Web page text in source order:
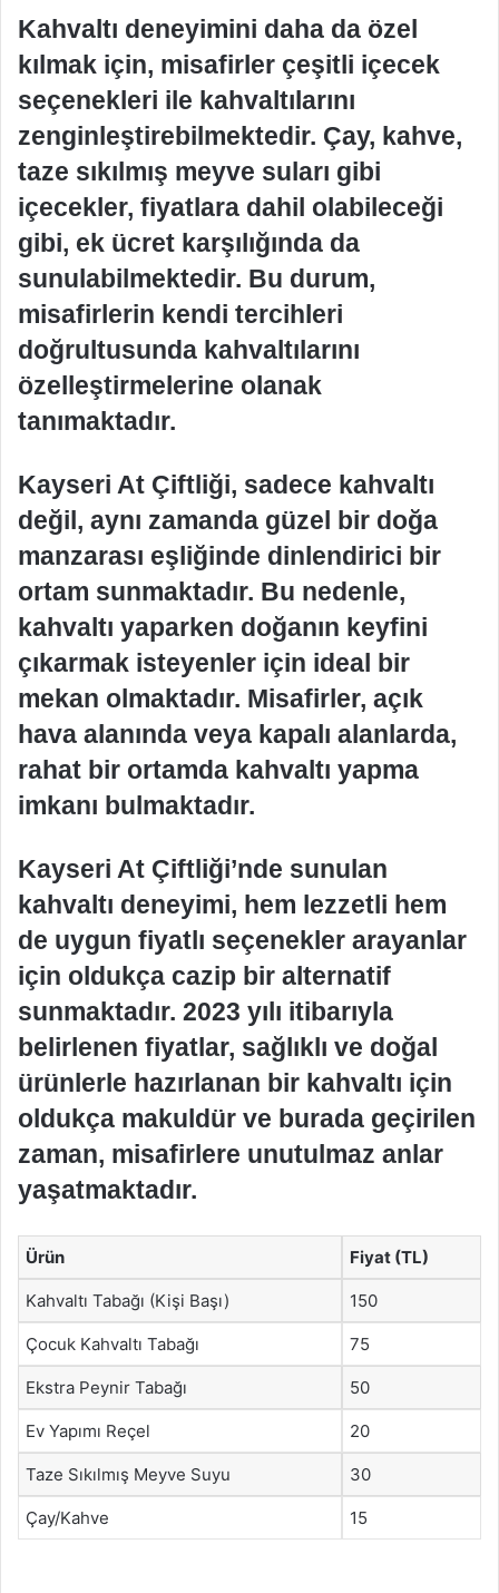
Kahvaltı deneyimini daha da özel
kılmak için, misafirler çeşitli içecek
seçenekleri ile kahvaltılarını
zenginleştirebilmektedir. Çay, kahve,
taze sıkılmış meyve suları gibi
içecekler, fiyatlara dahil olabileceği
gibi, ek ücret karşılığında da
sunulabilmektedir. Bu durum,
misafirlerin kendi tercihleri
doğrultusunda kahvaltılarını
özelleştirmelerine olanak
tanımaktadır.
Kayseri At Çiftliği, sadece kahvaltı
değil, aynı zamanda güzel bir doğa
manzarası eşliğinde dinlendirici bir
ortam sunmaktadır. Bu nedenle,
kahvaltı yaparken doğanın keyfini
çıkarmak isteyenler için ideal bir
mekan olmaktadır. Misafirler, açık
hava alanında veya kapalı alanlarda,
rahat bir ortamda kahvaltı yapma
imkanı bulmaktadır.
Kayseri At Çiftliği’nde sunulan
kahvaltı deneyimi, hem lezzetli hem
de uygun fiyatlı seçenekler arayanlar
için oldukça cazip bir alternatif
sunmaktadır. 2023 yılı itibarıyla
belirlenen fiyatlar, sağlıklı ve doğal
ürünlerle hazırlanan bir kahvaltı için
oldukça makuldür ve burada geçirilen
zaman, misafirlere unutulmaz anlar
yaşatmaktadır.
Ürün Fiyat (TL)
Kahvaltı Tabağı (Kişi Başı) 150
Çocuk Kahvaltı Tabağı 75
Ekstra Peynir Tabağı 50
Ev Yapımı Reçel 20
Taze Sıkılmış Meyve Suyu 30
Çay/Kahve 15